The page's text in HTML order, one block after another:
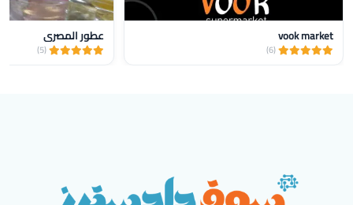
vook market
(6)
عطور المصري
(5)